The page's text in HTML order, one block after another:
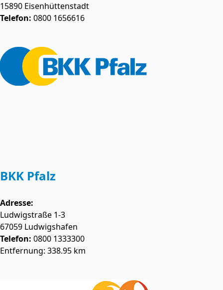
15890 Eisenhüttenstadt
Telefon: 0800 1656616
BKK Pfalz
Adresse:
Ludwigstraße 1-3
67059 Ludwigshafen
Telefon: 0800 1333300
Entfernung: 338.95 km